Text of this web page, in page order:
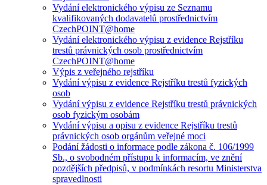
Vydání elektronického výpisu ze Seznamu
kvalifikovaných dodavatelů prostřednictvím
CzechPOINT@home
Vydání elektronického výpisu z evidence Rejstříku
trestů právnických osob prostřednictvím
CzechPOINT@home
Výpis z veřejného rejstříku
Vydání výpisu z evidence Rejstříku trestů fyzických
osob
Vydání výpisu z evidence Rejstříku trestů právnických
osob fyzickým osobám
Vydání výpisu a opisu z evidence Rejstříku trestů
právnických osob orgánům veřejné moci
Podání žádosti o informace podle zákona č. 106/1999
Sb., o svobodném přístupu k informacím, ve znění
pozdějších předpisů, v podmínkách resortu Ministerstva
spravedlnosti